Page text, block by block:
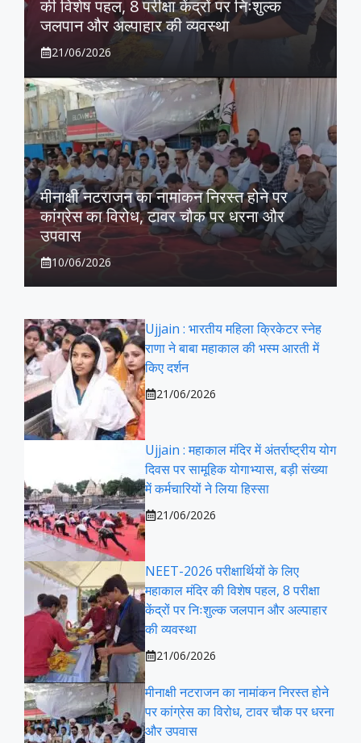
की विशेष पहल, 8 परीक्षा केंद्रों पर निःशुल्क
जलपान और अल्पाहार की व्यवस्था
21/06/2026
मीनाक्षी नटराजन का नामांकन निरस्त होने पर
कांग्रेस का विरोध, टावर चौक पर धरना और
उपवास
10/06/2026
Ujjain : भारतीय महिला क्रिकेटर स्नेह
राणा ने बाबा महाकाल की भस्म आरती में
किए दर्शन
21/06/2026
Ujjain : महाकाल मंदिर में अंतर्राष्ट्रीय योग
दिवस पर सामूहिक योगाभ्यास, बड़ी संख्या
में कर्मचारियों ने लिया हिस्सा
21/06/2026
NEET-2026 परीक्षार्थियों के लिए
महाकाल मंदिर की विशेष पहल, 8 परीक्षा
केंद्रों पर निःशुल्क जलपान और अल्पाहार
की व्यवस्था
21/06/2026
मीनाक्षी नटराजन का नामांकन निरस्त होने
पर कांग्रेस का विरोध, टावर चौक पर धरना
और उपवास